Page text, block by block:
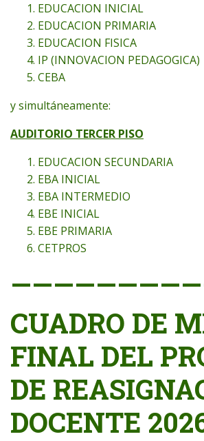
EDUCACION INICIAL
EDUCACION PRIMARIA
EDUCACION FISICA
IP (INNOVACION PEDAGOGICA)
CEBA
y simultáneamente:
AUDITORIO TERCER PISO
EDUCACION SECUNDARIA
EBA INICIAL
EBA INTERMEDIO
EBE INICIAL
EBE PRIMARIA
CETPROS
CUADRO DE
FINAL DEL
DE
DOCENTE